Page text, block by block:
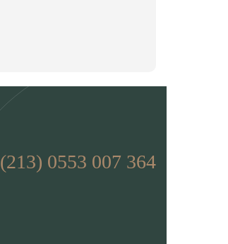
(213) 0553 007 364